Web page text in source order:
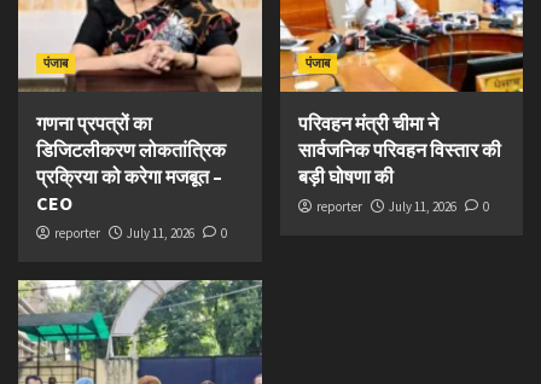
पंजाब
गणना प्रपत्रों का
डिजिटलीकरण लोकतांत्रिक
प्रक्रिया को करेगा मजबूत –
CEO
reporter July 11, 2026 0
पंजाब
परिवहन मंत्री चीमा ने
सार्वजनिक परिवहन विस्तार की
बड़ी घोषणा की
reporter July 11, 2026 0